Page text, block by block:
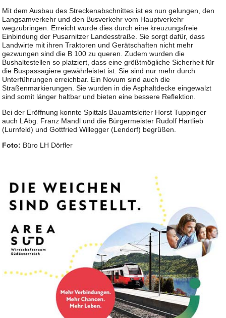
Mit dem Ausbau des Streckenabschnittes ist es nun gelungen, den
Langsamverkehr und den Busverkehr vom Hauptverkehr
wegzubringen. Erreicht wurde dies durch eine kreuzungsfreie
Einbindung der Pusarnitzer Landesstraße. Sie sorgt dafür, dass
Landwirte mit ihren Traktoren und Gerätschaften nicht mehr
gezwungen sind die B 100 zu queren. Zudem wurden die
Bushaltestellen so platziert, dass eine größtmögliche Sicherheit für
die Buspassagiere gewährleistet ist. Sie sind nur mehr durch
Unterführungen erreichbar. Ein Novum sind auch die
Straßenmarkierungen. Sie wurden in die Asphaltdecke eingewalzt
sind somit länger haltbar und bieten eine bessere Reflektion.
Bei der Eröffnung konnte Spittals Bauamtsleiter Horst Tuppinger
auch LAbg. Franz Mandl und die Bürgermeister Rudolf Hartlieb
(Lurnfeld) und Gottfried Willegger (Lendorf) begrüßen.
Foto: Büro LH Dörfler